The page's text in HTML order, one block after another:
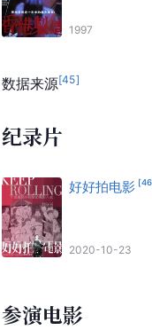
1997
数据来源[45]
纪录片
好好拍电影 [46
2020-10-23
参演电影